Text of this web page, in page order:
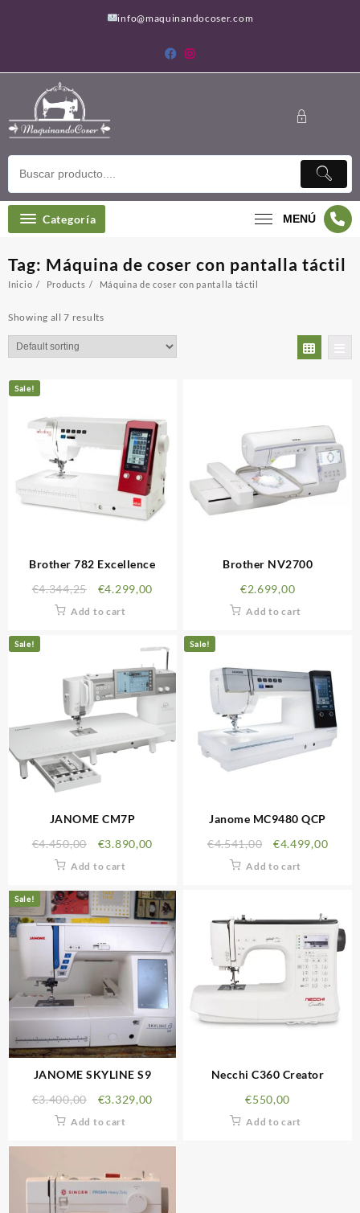
info@maquinandocoser.com
Categoría MENÚ
Tag: Máquina de coser con pantalla táctil
Inicio Products Máquina de coser con pantalla táctil
Showing all 7 results
Sale!
Brother 782 Excellence
€4.344,25 €4.299,00
Add to cart
Brother NV2700
€2.699,00
Add to cart
Sale!
JANOME CM7P
€4.450,00 €3.890,00
Add to cart
Sale!
Janome MC9480 QCP
€4.541,00 €4.499,00
Add to cart
Sale!
JANOME SKYLINE S9
€3.400,00 €3.329,00
Add to cart
Necchi C360 Creator
€550,00
Add to cart